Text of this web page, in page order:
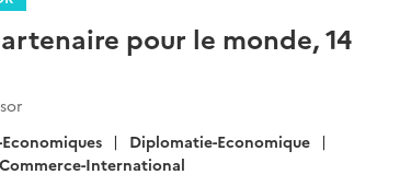
pour le monde, 14
Diplomatie-Economique
Commerce-International